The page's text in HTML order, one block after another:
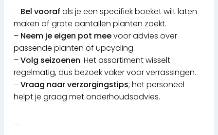
– Bel vooraf als je een specifiek boeket wilt laten
maken of grote aantallen planten zoekt.
– Neem je eigen pot meevoor advies over
passende planten of upcycling.
–Volg seizoenen: Het assortiment wisselt
regelmatig, dus bezoek vaker voor verrassingen.
–Vraag naar verzorgingstips; het personeel
helpt je graag met onderhoudsadvies.
—